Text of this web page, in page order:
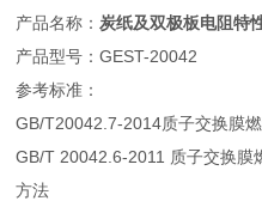
产品名称： 炭纸及双极板电阻特
产品型号：GEST-20042
参考标准：
GB/T20042.7-2014质子交换膜
GB/T 20042.6-2011 质子交换膜
方法